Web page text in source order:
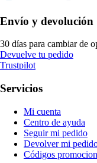
Envío y devolución
30 días para cambiar de
Devuelve tu pedido
Trustpilot
Servicios
Mi cuenta
Centro de ayuda
Seguir mi pedido
Devolver mi
Códigos